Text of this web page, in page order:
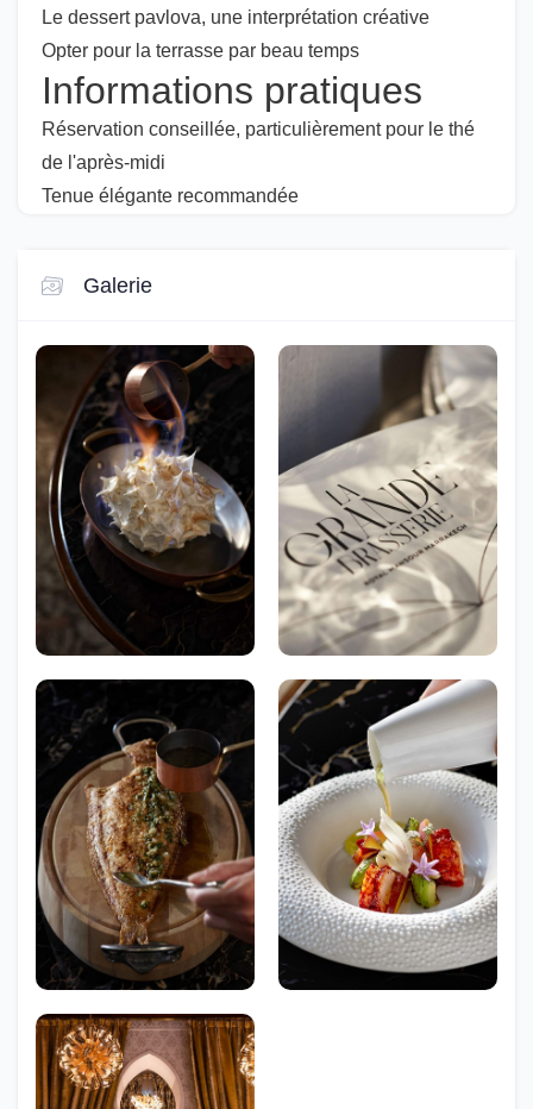
Le dessert pavlova, une interprétation créative
Opter pour la terrasse par beau temps
Informations pratiques
Réservation conseillée, particulièrement pour le thé
de l'après-midi
Tenue élégante recommandée
Galerie